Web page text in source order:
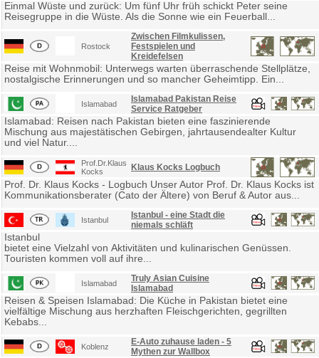
Einmal Wüste und zurück: Um fünf Uhr früh schickt Peter seine
Reisegruppe in die Wüste. Als die Sonne wie ein Feuerball...
Rostock
Zwischen Filmkulissen,
Festspielen und
Kreidefelsen
Reise mit Wohnmobil: Unterwegs warten überraschende Stellplätze,
nostalgische Erinnerungen und so mancher Geheimtipp. Ein...
Islamabad
Islamabad Pakistan Reise
Service Ratgeber
Islamabad: Reisen nach Pakistan bieten eine faszinierende
Mischung aus majestätischen Gebirgen, jahrtausendealter Kultur
und viel Natur....
Prof.Dr.Klaus
Kocks
Klaus Kocks Logbuch
Prof. Dr. Klaus Kocks - Logbuch Unser Autor Prof. Dr. Klaus Kocks ist
Kommunikationsberater (Cato der Ältere) von Beruf & Autor aus...
Istanbul
Istanbul - eine Stadt die
niemals schläft
Istanbul
bietet eine Vielzahl von Aktivitäten und kulinarischen Genüssen.
Touristen kommen voll auf ihre...
Islamabad
Truly Asian Cuisine
Islamabad
Reisen & Speisen Islamabad: Die Küche in Pakistan bietet eine
vielfältige Mischung aus herzhaften Fleischgerichten, gegrillten
Kebabs...
Koblenz
E-Auto zuhause laden - 5
Mythen zur Wallbox